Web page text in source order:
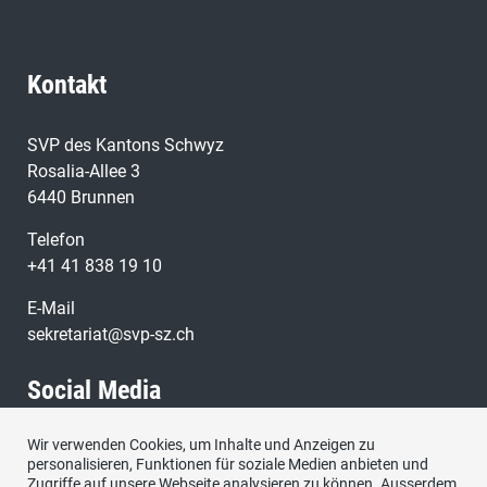
Kontakt
SVP des Kantons Schwyz
Rosalia-Allee 3
6440 Brunnen
Telefon
+41 41 838 19 10
E-Mail
sekretariat@svp-sz.ch
Social Media
Besuchen Sie uns bei:
Wir verwenden Cookies, um Inhalte und Anzeigen zu
personalisieren, Funktionen für soziale Medien anbieten und